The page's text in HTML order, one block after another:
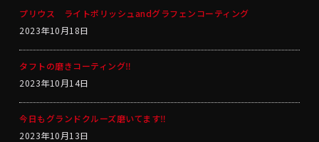
プリウス ライトポリッシュandグラフェンコーティング
2023年10月18日
タフトの磨きコーティング‼️
2023年10月14日
今日もグランドクルーズ磨いてます‼️
2023年10月13日